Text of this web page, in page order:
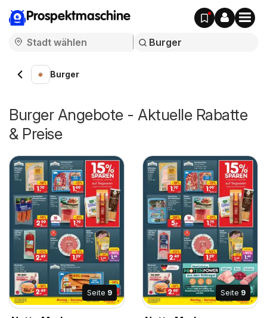
Prospektmaschine
Burger
Burger Angebote - Aktuelle Rabatte
& Preise
Seite 9 Seite 9